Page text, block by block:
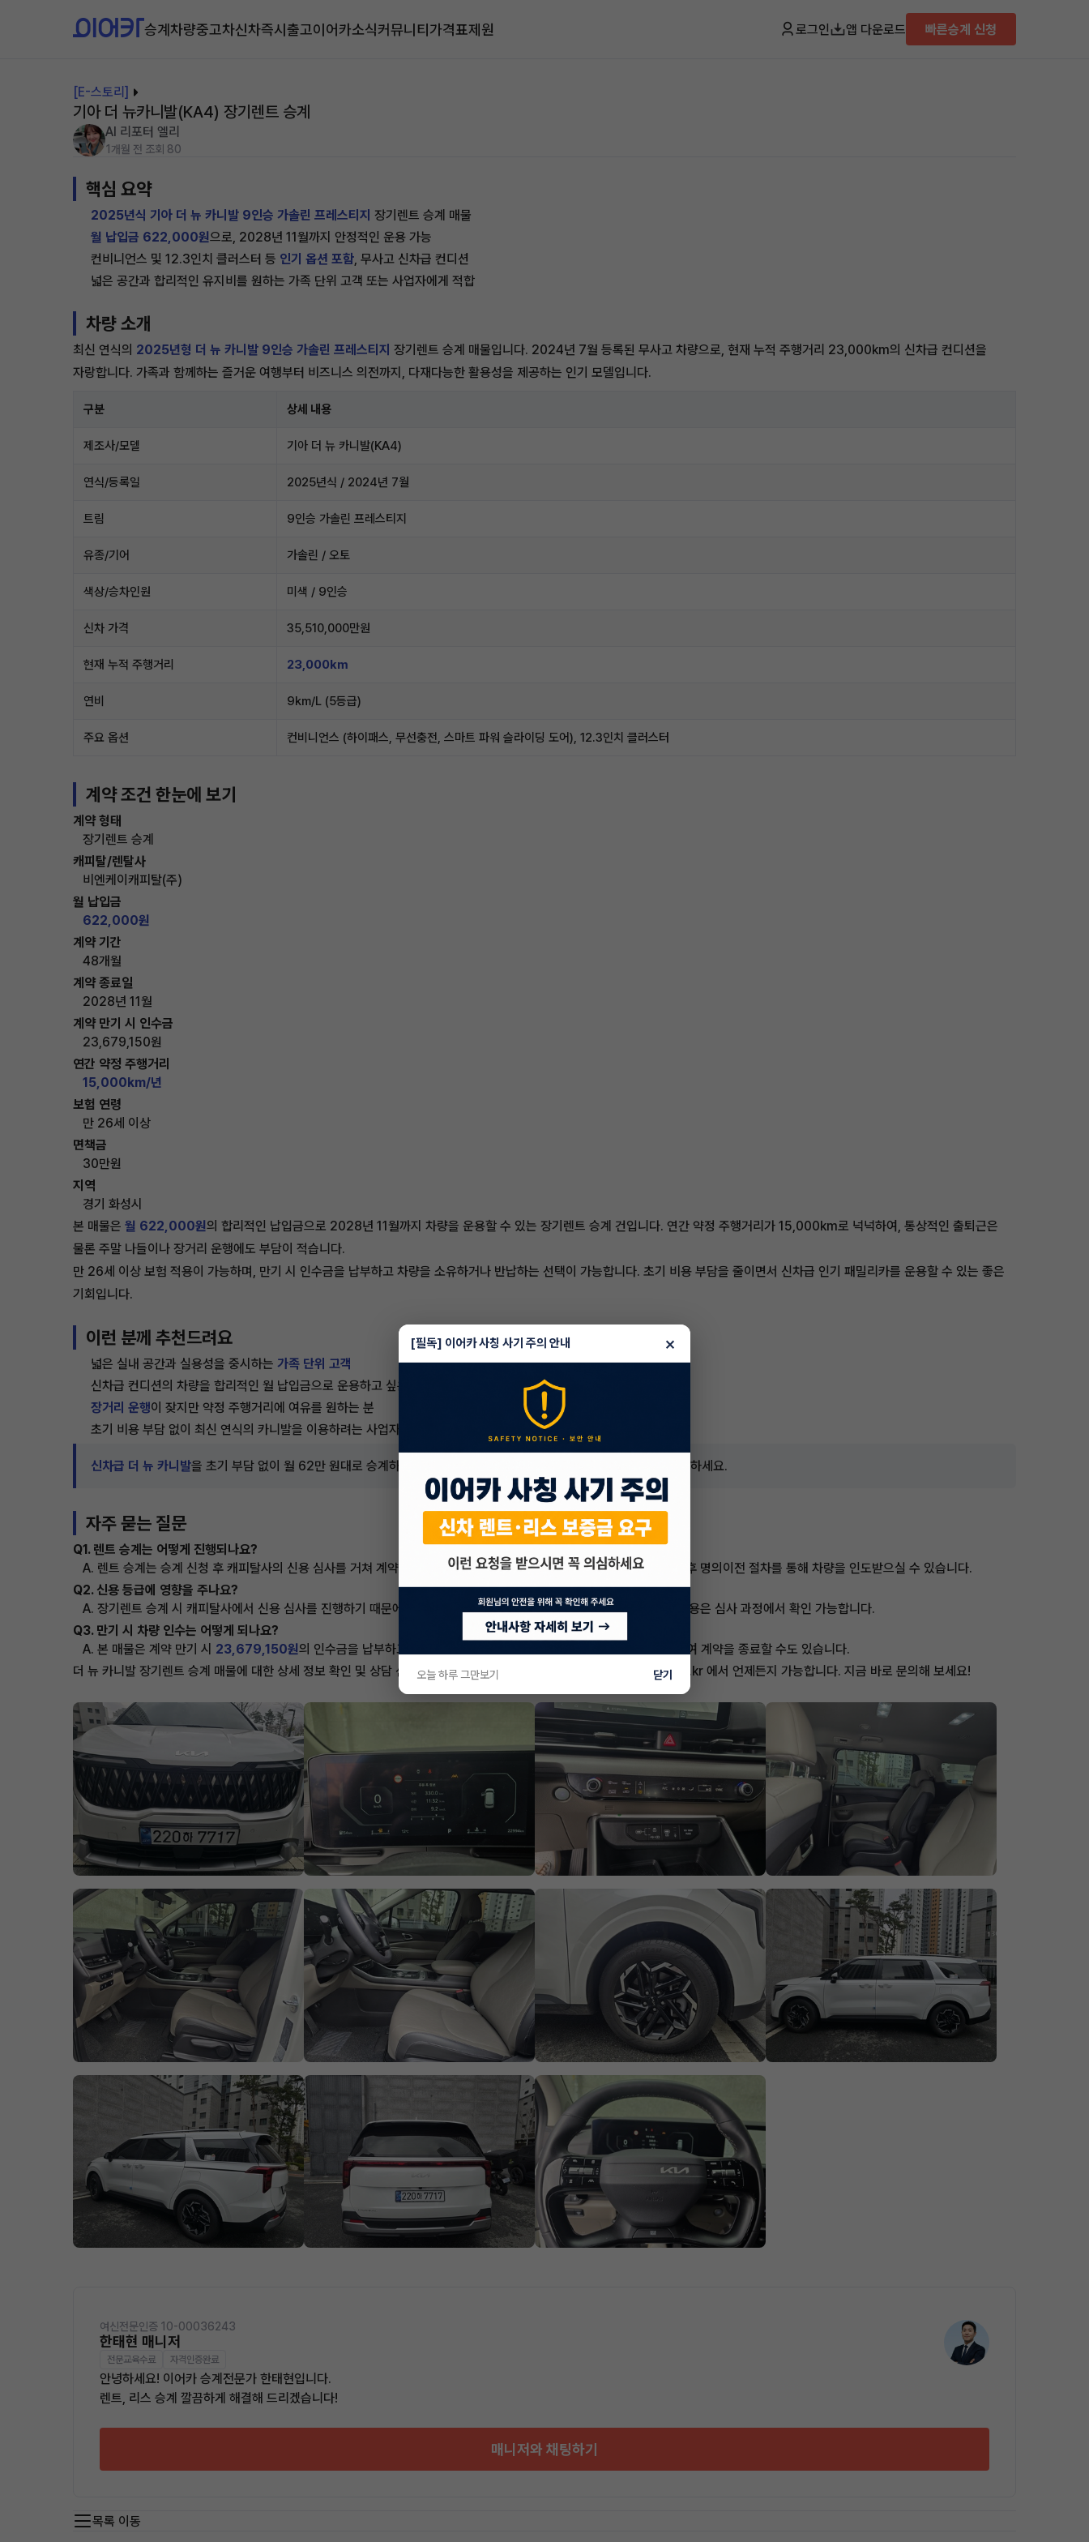
승계차량중고차신차즉시출고이어카소식커뮤니티가격표제원 로그인 앱 다운로드 빠른승계 신청
[E-스토리]
기아 더 뉴카니발(KA4) 장기렌트 승계
AI 리포터 엘리
1개월 전 조회 80
핵심 요약
2025년식 기아 더 뉴 카니발 9인승 가솔린 프레스티지 장기렌트 승계 매물
월 납입금 622,000원으로, 2028년 11월까지 안정적인 운용 가능
컨비니언스 및 12.3인치 클러스터 등 인기 옵션 포함, 무사고 신차급 컨디션
넓은 공간과 합리적인 유지비를 원하는 가족 단위 고객 또는 사업자에게 적합
차량 소개
최신 연식의 2025년형 더 뉴 카니발 9인승 가솔린 프레스티지 장기렌트 승계 매물입니다. 2024년 7월 등록된 무사고 차량으로, 현재 누적 주행거리 23,000km의 신차급 컨디션을
자랑합니다. 가족과 함께하는 즐거운 여행부터 비즈니스 의전까지, 다재다능한 활용성을 제공하는 인기 모델입니다.
구분 상세 내용
제조사/모델 기아 더 뉴 카니발(KA4)
연식/등록일 2025년식 / 2024년 7월
트림 9인승 가솔린 프레스티지
유종/기어 가솔린 / 오토
색상/승차인원 미색 / 9인승
신차 가격 35,510,000만원
현재 누적 주행거리 23,000km
연비 9km/L (5등급)
주요 옵션 컨비니언스 (하이패스, 무선충전, 스마트 파워 슬라이딩 도어), 12.3인치 클러스터
계약 조건 한눈에 보기
계약 형태
장기렌트 승계
캐피탈/렌탈사
비엔케이캐피탈(주)
월 납입금
622,000원
계약 기간
48개월
계약 종료일
2028년 11월
계약 만기 시 인수금
23,679,150원
연간 약정 주행거리
15,000km/년
보험 연령
만 26세 이상
면책금
30만원
지역
경기 화성시
본 매물은 월 622,000원의 합리적인 납입금으로 2028년 11월까지 차량을 운용할 수 있는 장기렌트 승계 건입니다. 연간 약정 주행거리가 15,000km로 넉넉하여, 통상적인 출퇴근은
물론 주말 나들이나 장거리 운행에도 부담이 적습니다.
만 26세 이상 보험 적용이 가능하며, 만기 시 인수금을 납부하고 차량을 소유하거나 반납하는 선택이 가능합니다. 초기 비용 부담을 줄이면서 신차급 인기 패밀리카를 운용할 수 있는 좋은
기회입니다.
이런 분께 추천드려요
넓은 실내 공간과 실용성을 중시하는 가족 단위 고객
신차급 컨디션의 차량을 합리적인 월 납입금으로 운용하고 싶은 분
장거리 운행이 잦지만 약정 주행거리에 여유를 원하는 분
초기 비용 부담 없이 최신 연식의 카니발을 이용하려는 사업자
신차급 더 뉴 카니발을 초기 부담 없이 월 62만 원대로 승계하고, 가족 또는 비즈니스에 필요한 넓고 쾌적한 이동을 경험하세요.
자주 묻는 질문
Q1. 렌트 승계는 어떻게 진행되나요?
A. 렌트 승계는 승계 신청 후 캐피탈사의 신용 심사를 거쳐 계약을 인계받는 방식으로 진행됩니다. 통상적으로 심사 승인 후 명의이전 절차를 통해 차량을 인도받으실 수 있습니다.
Q2. 신용 등급에 영향을 주나요?
A. 장기렌트 승계 시 캐피탈사에서 신용 심사를 진행하기 때문에, 개인 신용도에 따라 영향을 받을 수 있습니다. 자세한 내용은 심사 과정에서 확인 가능합니다.
Q3. 만기 시 차량 인수는 어떻게 되나요?
A. 본 매물은 계약 만기 시 23,679,150원의 인수금을 납부하고 차량을 소유하실 수 있습니다. 혹은 차량 반납을 선택하여 계약을 종료할 수도 있습니다.
더 뉴 카니발 장기렌트 승계 매물에 대한 상세 정보 확인 및 상담 신청은 이어카 앱 또는 홈페이지
https://www.eacar.co.kr 에서 언제든지 가능합니다. 지금 바로 문의해 보세요!
여신전문인증 10-00036243
한태현 매니저
전문교육수료 자격인증완료
안녕하세요! 이어카 승계전문가 한태현입니다.
렌트, 리스 승계 깔끔하게 해결해 드리겠습니다!
매니저와 채팅하기
목록 이동
[필독] 이어카 사칭 사기 주의 안내 ×
오늘 하루 그만보기 닫기